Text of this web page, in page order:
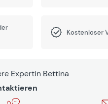
Kostenloser
Expertin Bettina